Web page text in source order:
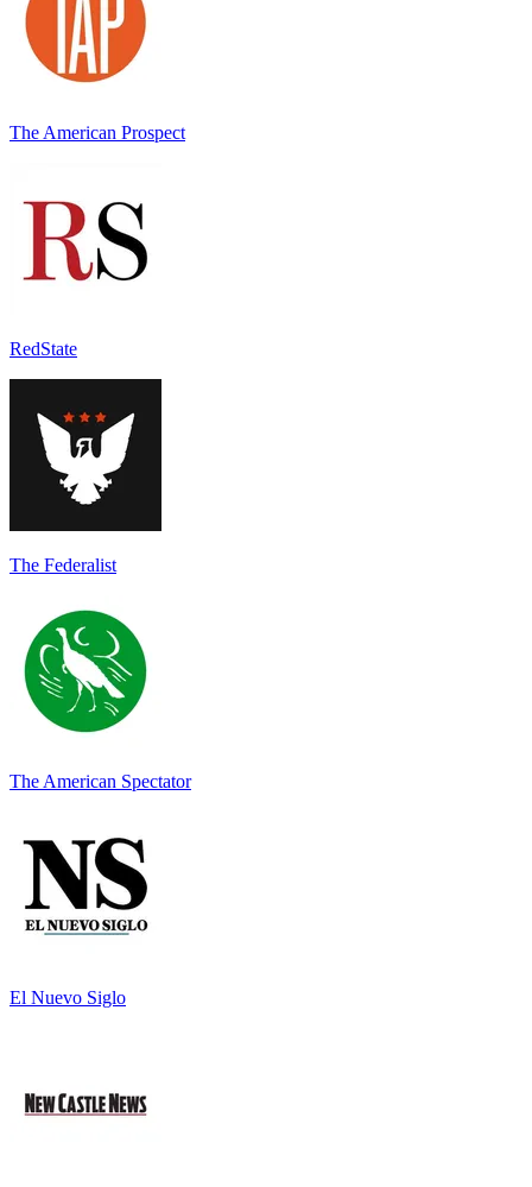
The American Prospect
RedState
The Federalist
The American Spectator
El Nuevo Siglo